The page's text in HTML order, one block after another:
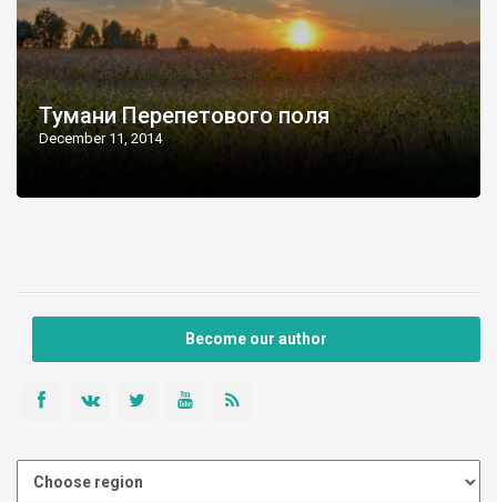
Тумани Перепетового поля
December 11, 2014
Become our author